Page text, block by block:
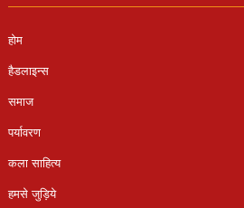
होम
हैडलाइन्स
समाज
पर्यावरण
कला साहित्य
हमसे जुड़िये